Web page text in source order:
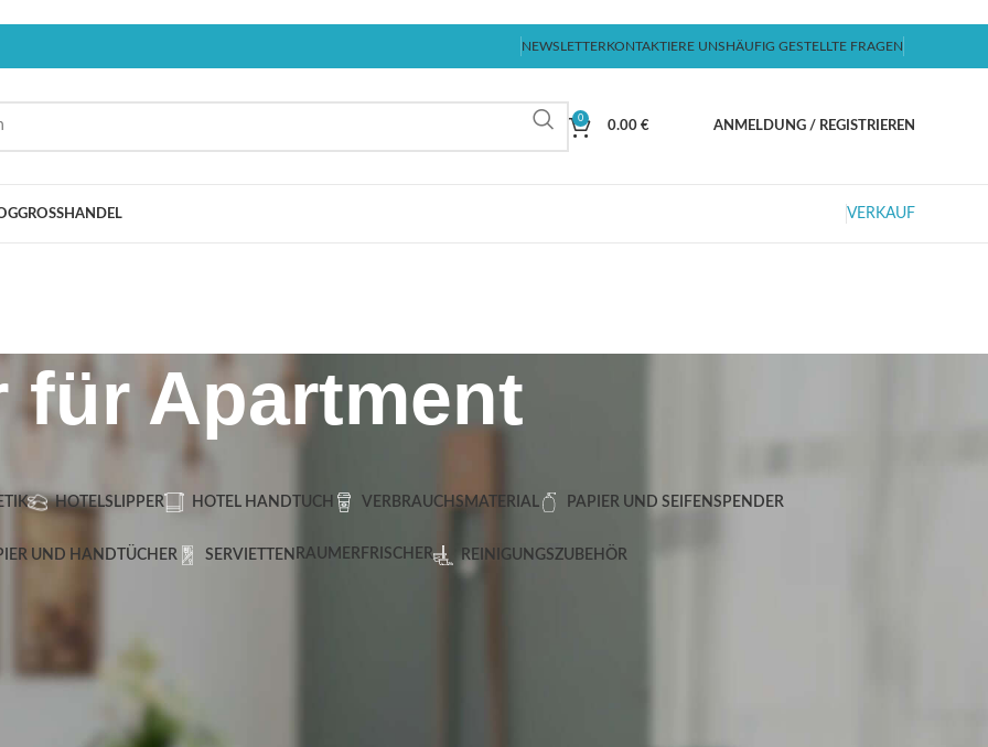
NEWSLETTERKONTAKTIERE UNSHÄUFIG GESTELLTE FRAGEN
0
0.00 € ANMELDUNG / REGISTRIEREN
GROSSHANDEL VERKAUF
für Apartment
HOTELSLIPPER HOTEL HANDTUCH VERBRAUCHSMATERIAL PAPIER UND SEIFENSPENDER
UND HANDTÜCHER SERVIETTEN RAUMERFRISCHER REINIGUNGSZUBEHÖR